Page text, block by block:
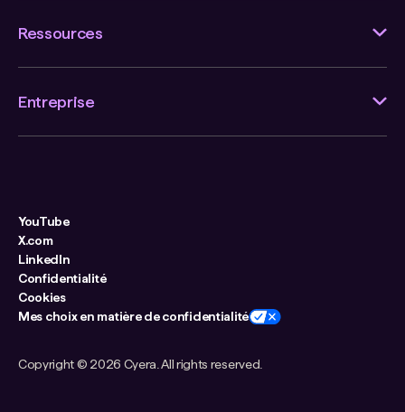
Ressources
Entreprise
Copyright © 2026 Cyera. All rights reserved.
YouTube
X.com
LinkedIn
Confidentialité
Cookies
Mes choix en matière de confidentialité